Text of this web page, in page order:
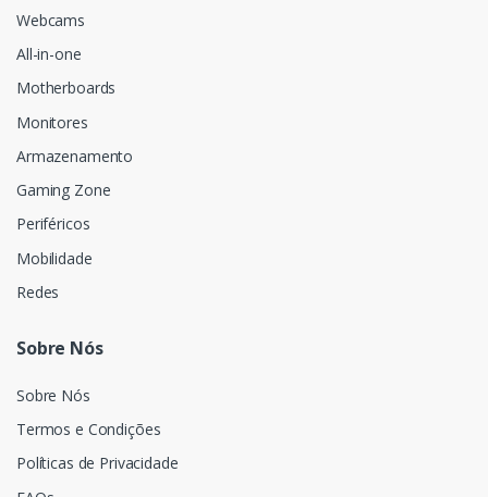
Webcams
All-in-one
Motherboards
Monitores
Armazenamento
Gaming Zone
Periféricos
Mobilidade
Redes
Sobre Nós
Sobre Nós
Termos e Condições
Políticas de Privacidade